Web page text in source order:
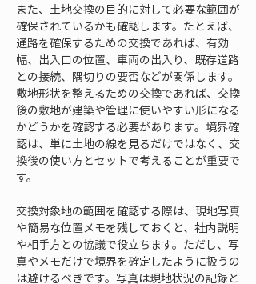
また、土地交換の目的に対して必要な範囲が
確保されているかも確認します。たとえば、
通路を確保するための交換であれば、有効
幅、出入口の位置、車両の出入り、既存道路
との接続、隅切りの要否などが関係します。
敷地形状を整えるための交換であれば、交換
後の敷地が建築や管理に使いやすい形になる
かどうかを確認する必要があります。境界確
認は、単に土地の線を見るだけではなく、交
換後の使い方とセットで考えることが重要で
す。
交換対象地の範囲を確認する際は、現地写真
や簡易な位置メモを残しておくと、社内説明
や相手方との協議で役立ちます。ただし、写
真やメモだけで境界を確定したように扱うの
は避けるべきです。写真は現地状況の記録と